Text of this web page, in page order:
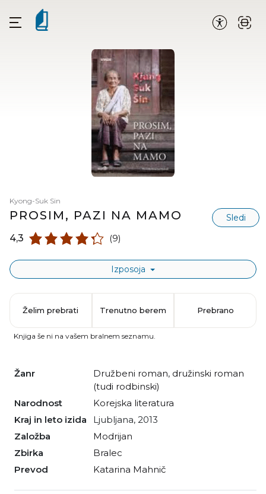
Kyong-Suk Sin
PROSIM, PAZI NA MAMO Sledi
4,3 (9)
Izposoja
Žanr družbeni roman, družinski roman
(tudi rodbinski)
Narodnost
korejska literatura
Kraj in leto izida
Ljubljana, 2013
Založba
Modrijan
Zbirka
Bralec
Prevod
Katarina Mahnič
Želim prebrati Trenutno berem Prebrano
Knjiga še ni na vašem bralnem seznamu.